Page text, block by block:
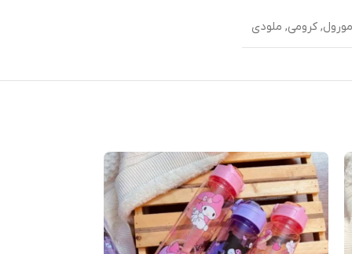
, کرومی, ملودی